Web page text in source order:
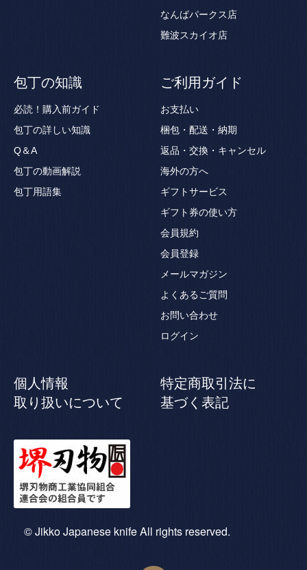
なんばパークス店
難波スカイオ店
包丁の知識
必読！購入前ガイド
包丁の詳しい知識
Q＆A
包丁の動画解説
包丁用語集
ご利用ガイド
お支払い
梱包・配送・納期
返品・交換・キャンセル
海外の方へ
ギフトサービス
ギフト券の使い方
会員規約
会員登録
メールマガジン
よくあるご質問
お問い合わせ
ログイン
個人情報
取り扱いについて
特定商取引法に
基づく表記
© Jikko Japanese knife All rights reserved.